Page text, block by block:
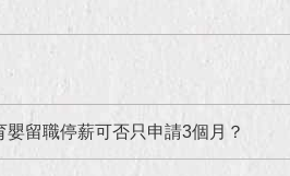
嬰留職停薪可否只申請3個月？